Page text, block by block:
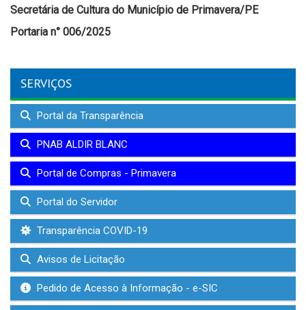
Secretária de Cultura do Município de Primavera/PE
Portaria n° 006/2025
SERVIÇOS
Portal da Transparência
PNAB ALDIR BLANC
Portal de Compras - Primavera
Portal do Servidor
Transparência COVID-19
Avisos de Licitação
Pedido de Acesso à Informação - e-SIC